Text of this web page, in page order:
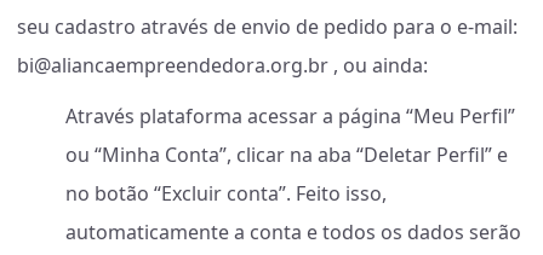
seu cadastro através de envio de pedido para o e-mail:
bi@aliancaempreendedora.org.br , ou ainda:
Através plataforma acessar a página “Meu Perfil”
ou “Minha Conta”, clicar na aba “Deletar Perfil” e
no botão “Excluir conta”. Feito isso,
automaticamente a conta e todos os dados serão